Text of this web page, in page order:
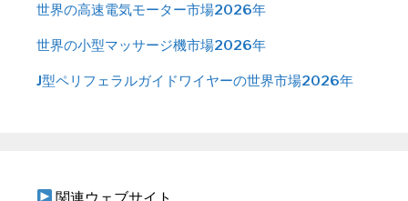
世界の高速電気モーター市場2026年
世界の小型マッサージ機市場2026年
J型ペリフェラルガイドワイヤーの世界市場2026年
関連ウェブサイト